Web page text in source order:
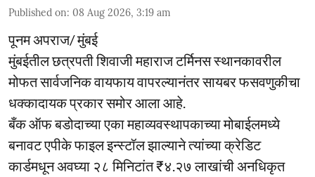
Published on: 08 Aug 2026, 3:19 am
पूनम अपराज/ मुंबई
मुंबईतील छत्रपती शिवाजी महाराज टर्मिनस स्थानकावरील
मोफत सार्वजनिक वायफाय वापरल्यानंतर सायबर फसवणुकीचा
धक्कादायक प्रकार समोर आला आहे.
बँक ऑफ बडोदाच्या एका महाव्यवस्थापकाच्या मोबाईलमध्ये
बनावट एपीके फाइल इन्स्टॉल झाल्याने त्यांच्या क्रेडिट
कार्डमधून अवघ्या २८ मिनिटांत ₹४.२७ लाखांची अनधिकृत